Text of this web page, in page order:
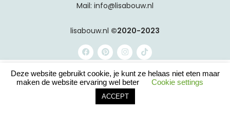
Mail: info@lisabouw.nl
lisabouw.nl ©2020-2023
Deze website gebruikt cookie, je kunt ze helaas niet eten maar
maken de website ervaring wel beter
Cookie settings
ACCEPT